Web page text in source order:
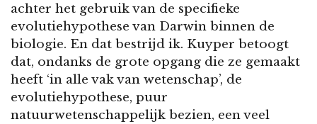
achter het gebruik van de specifieke
evolutiehypothese van Darwin binnen de
biologie. En dat bestrijd ik. Kuyper betoogt
dat, ondanks de grote opgang die ze gemaakt
heeft ‘in alle vak van wetenschap’, de
evolutiehypothese, puur
natuurwetenschappelijk bezien, een veel